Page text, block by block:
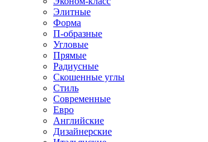
Элитные
Форма
П-образные
Угловые
Прямые
Радиусные
Скошенные углы
Стиль
Современные
Евро
Английские
Дизайнерские